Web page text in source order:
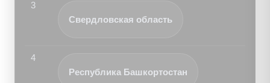
3
Свердловская область
4
Республика Башкортостан